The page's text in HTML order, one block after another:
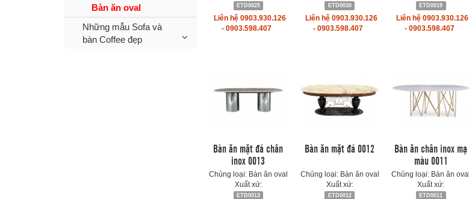
ETD0025
Liên hệ 0903.930.126
- 0903.598.407
ETD0030
Liên hệ 0903.930.126
- 0903.598.407
ETD0019
Liên hệ 0903.930.126
- 0903.598.407
Bàn ăn mặt đá chân
inox 0013
Chủng loại: Bàn ăn oval
Xuất xứ:
ETD0013
Bàn ăn mặt đá 0012
Chủng loại: Bàn ăn oval
Xuất xứ:
ETD0012
Bàn ăn chân inox mạ
màu 0011
Chủng loại: Bàn ăn oval
Xuất xứ:
ETD0011
Bàn ăn oval
Những mẫu Sofa và
bàn Coffee đẹp